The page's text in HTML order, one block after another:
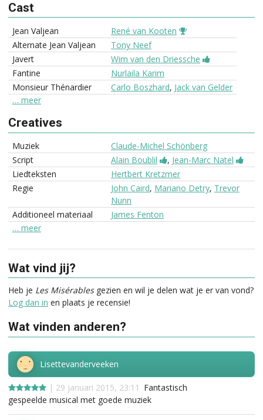
Cast
Jean Valjean
René van Kooten
Alternate Jean Valjean
Tony Neef
Javert
Wim van den Driessche
Fantine
Nurlaila Karim
Monsieur Thénardier
Carlo Boszhard, Jack van Gelder
… meer
Creatives
Muziek
Claude-Michel Schönberg
Script
Alain Boublil , Jean-Marc Natel
Liedteksten
Hertbert Kretzmer
Regie
John Caird, Mariano Detry, Trevor
Nunn
Additioneel materiaal
James Fenton
… meer
Wat vind jij?
Heb je Les Misérablesgezien en wil je delen wat je er van vond?
Log dan in en plaats je recensie!
Wat vinden anderen?
Lisettevanderveeken
| 29 januari 2015, 23:11 Fantastisch
gespeelde musical met goede muziek